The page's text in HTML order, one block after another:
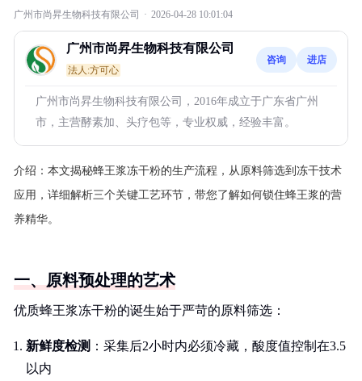
广州市尚昇生物科技有限公司 · 2026-04-28 10:01:04
广州市尚昇生物科技有限公司
法人:方可心
咨询 进店
广州市尚昇生物科技有限公司，2016年成立于广东省广州
市，主营酵素加、头疗包等，专业权威，经验丰富。
介绍： 本文揭秘蜂王浆冻干粉的生产流程，从原料筛选到冻干技术
应用，详细解析三个关键工艺环节，带您了解如何锁住蜂王浆的营
养精华。
一、原料预处理的艺术
优质蜂王浆冻干粉的诞生始于严苛的原料筛选：
新鲜度检测 ：采集后2小时内必须冷藏，酸度值控制在3.5
以内